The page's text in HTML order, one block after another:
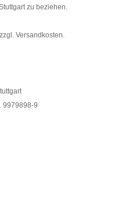
zu beziehen.
Versandkosten.
9979898-9